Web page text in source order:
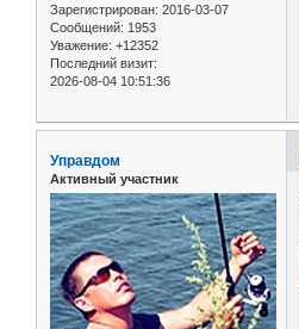
Зарегистрирован: 2016-03-07
Сообщений: 1953
Уважение: +12352
Последний визит:
2026-08-04 10:51:36
Управдом
Активный участник